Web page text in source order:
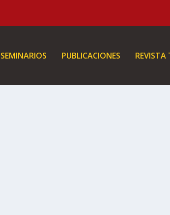
SEMINARIOS PUBLICACIONES REVISTA